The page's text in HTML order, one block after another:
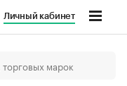
Личный кабинет